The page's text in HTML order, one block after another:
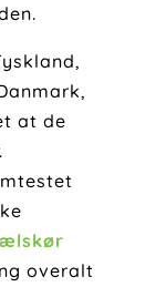
at de
overalt